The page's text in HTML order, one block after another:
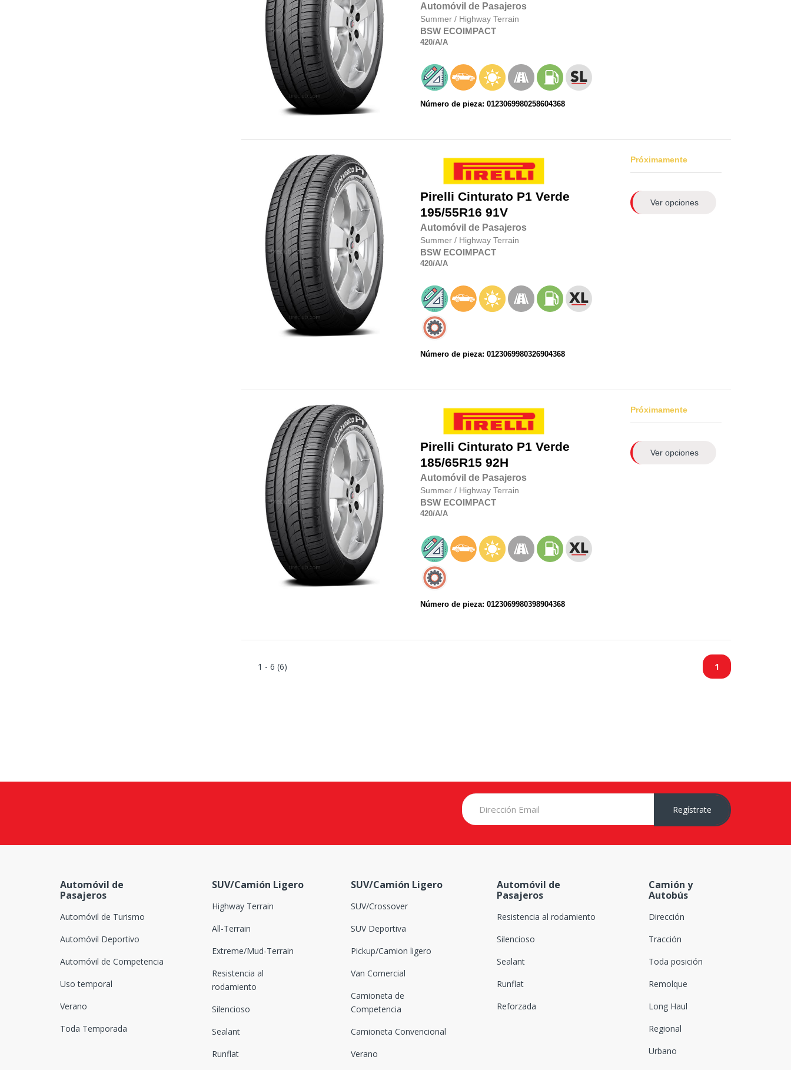
Automóvil de Pasajeros
Summer / Highway Terrain
BSW ECOIMPACT
420/A/A
Número de pieza: 0123069980258604368
Pirelli Cinturato P1 Verde
195/55R16 91V
Automóvil de Pasajeros
Summer / Highway Terrain
BSW ECOIMPACT
420/A/A
Número de pieza: 0123069980326904368
Próximamente
Ver opciones
Pirelli Cinturato P1 Verde
185/65R15 92H
Automóvil de Pasajeros
Summer / Highway Terrain
BSW ECOIMPACT
420/A/A
Número de pieza: 0123069980398904368
Próximamente
Ver opciones
1 - 6 (6) 1
Regístrate
Automóvil de
Pasajeros
Automóvil de Turismo
Automóvil Deportivo
Automóvil de Competencia
Uso temporal
Verano
Toda Temporada
SUV/Camión Ligero
Highway Terrain
All-Terrain
Extreme/Mud-Terrain
Resistencia al
rodamiento
Silencioso
Sealant
Runflat
SUV/Camión Ligero
SUV/Crossover
SUV Deportiva
Pickup/Camion ligero
Van Comercial
Camioneta de
Competencia
Camioneta Convencional
Verano
Automóvil de
Pasajeros
Resistencia al rodamiento
Silencioso
Sealant
Runflat
Reforzada
Camión y
Autobús
Dirección
Tracción
Toda posición
Remolque
Long Haul
Regional
Urbano